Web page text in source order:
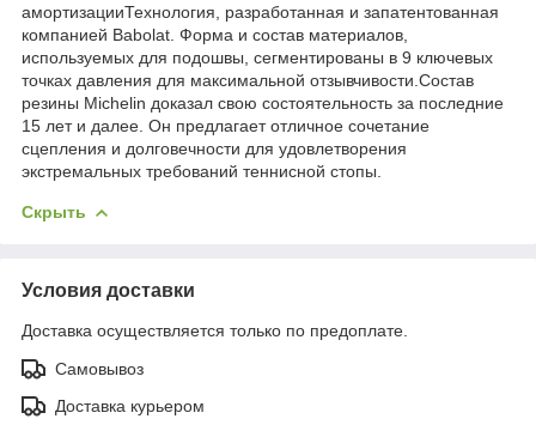
амортизацииТехнология, разработанная и запатентованная
компанией Babolat. Форма и состав материалов,
используемых для подошвы, сегментированы в 9 ключевых
точках давления для максимальной отзывчивости.Состав
резины Michelin доказал свою состоятельность за последние
15 лет и далее. Он предлагает отличное сочетание
сцепления и долговечности для удовлетворения
экстремальных требований теннисной стопы.
Скрыть
Условия доставки
Доставка осуществляется только по предоплате.
Самовывоз
Доставка курьером